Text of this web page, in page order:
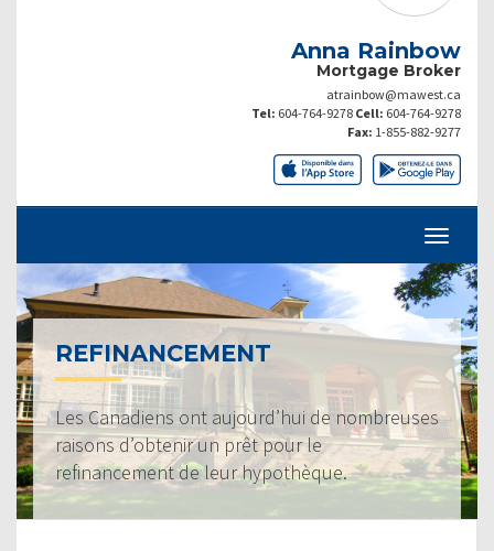
Anna Rainbow
Mortgage Broker
atrainbow@mawest.ca
Tel: 604-764-9278 Cell: 604-764-9278
Fax: 1-855-882-9277
REFINANCEMENT
Les Canadiens ont aujourd’hui de nombreuses
raisons d’obtenir un prêt pour le
refinancement de leur hypothèque.